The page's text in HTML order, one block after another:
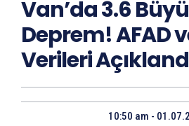
Van’da 3.6
Deprem! AFAD
Verileri
10:50 am -